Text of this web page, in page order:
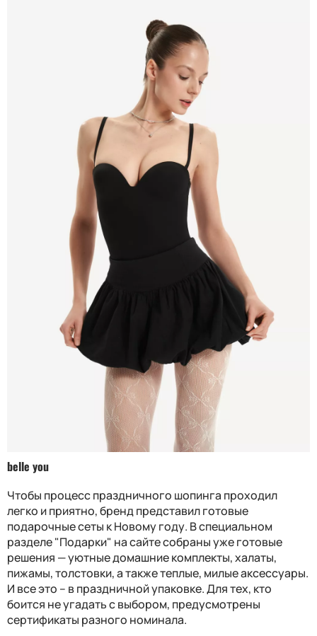
belle you
Чтобы процесс праздничного шопинга проходил
легко и приятно, бренд представил готовые
подарочные сеты к Новому году. В специальном
разделе "Подарки" на сайте собраны уже готовые
решения — уютные домашние комплекты, халаты,
пижамы, толстовки, а также теплые, милые аксессуары.
И все это – в праздничной упаковке. Для тех, кто
боится не угадать с выбором, предусмотрены
сертификаты разного номинала.